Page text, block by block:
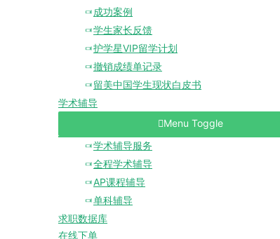
成功案例
学生家长反馈
护学星VIP留学计划
撤销成绩单记录
留美中国学生现状白皮书
学术辅导
Menu Toggle
学术辅导服务
全程学术辅导
AP课程辅导
单科辅导
求职数据库
在线下单